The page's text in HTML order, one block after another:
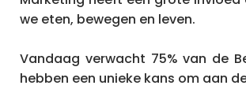
we eten, bewegen en leven.
Vandaag verwacht 75% van de
hebben een unieke kans om aan